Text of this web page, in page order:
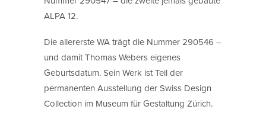
ALPA 12.
Die allererste WA trägt die Nummer 290546 –
und damit Thomas Webers eigenes
Geburtsdatum. Sein Werk ist Teil der
permanenten Ausstellung der Swiss Design
Collection im Museum für Gestaltung Zürich.